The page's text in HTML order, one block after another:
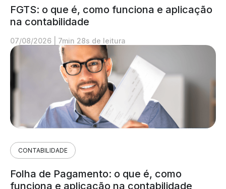
FGTS: o que é, como funciona e aplicação
na contabilidade
07/08/2026 7min 28s de leitura
CONTABILIDADE
Folha de Pagamento: o que é, como
funciona e aplicação na contabilidade